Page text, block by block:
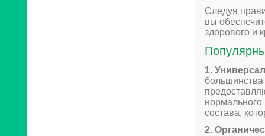
Следуя
вы
здорового и
1.
состава,
2.